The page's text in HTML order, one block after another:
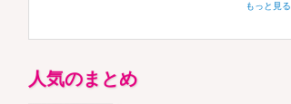
もっと見る
人気のまとめ